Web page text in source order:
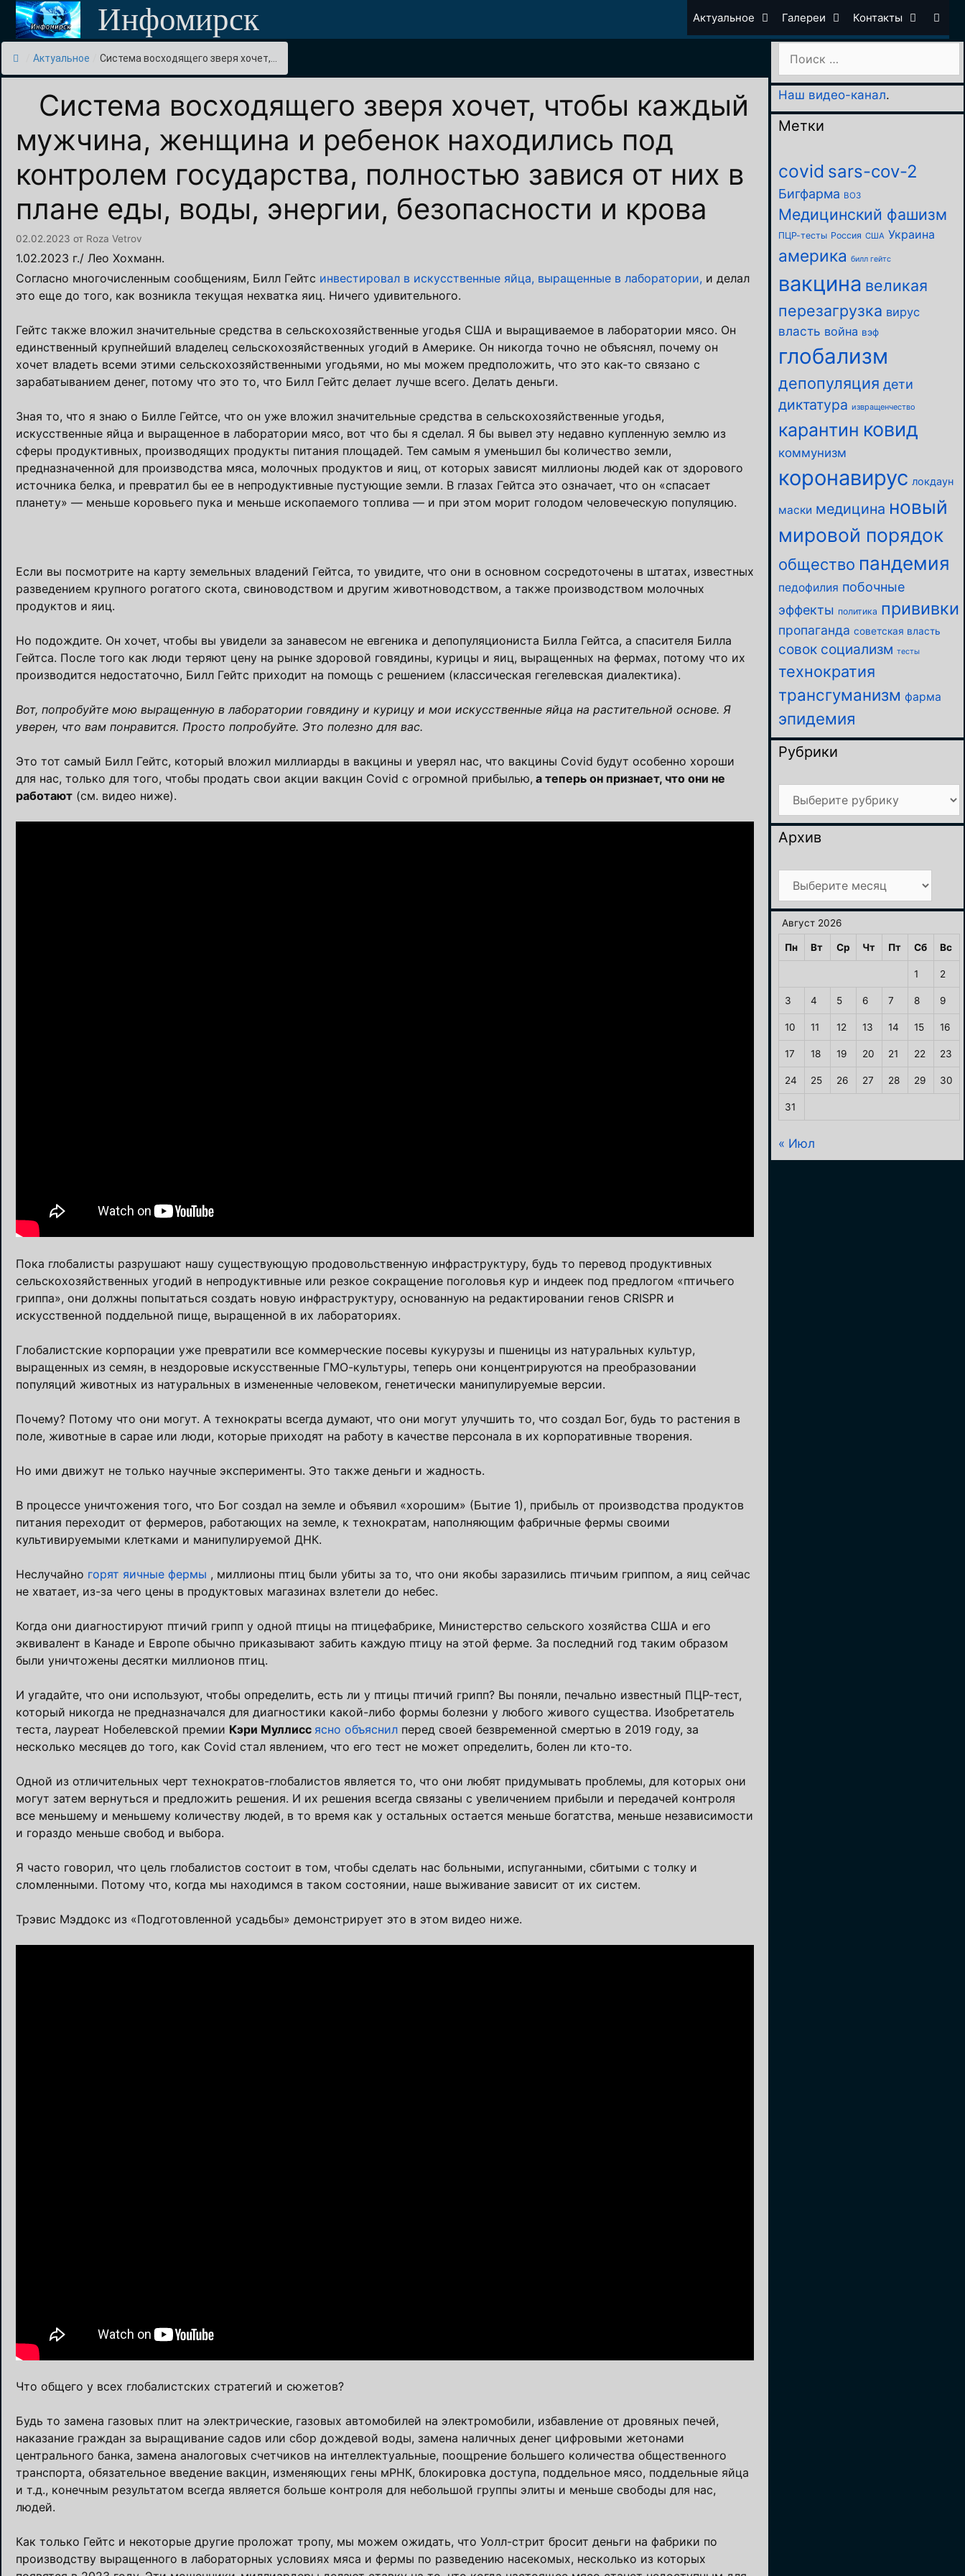
Перейти
содержимому
Инфомирск Актуальное Галереи Контакты
Актуальное Система восходящего зверя хочет,...
Система восходящего зверя хочет, чтобы каждый
мужчина, женщина и ребенок находились под
контролем государства, полностью завися от них в
плане еды, воды, энергии, безопасности и крова
02.02.2023 от Roza Vetrov
1.02.2023 г./ Лео Хохманн.
Согласно многочисленным сообщениям, Билл Гейтс инвестировал в искусственные яйца, выращенные в лаборатории, и делал
это еще до того, как возникла текущая нехватка яиц. Ничего удивительного.
Гейтс также вложил значительные средства в сельскохозяйственные угодья США и выращиваемое в лаборатории мясо. Он
единственный крупнейший владелец сельскохозяйственных угодий в Америке. Он никогда точно не объяснял, почему он
хочет владеть всеми этими сельскохозяйственными угодьями, но мы можем предположить, что это как-то связано с
зарабатыванием денег, потому что это то, что Билл Гейтс делает лучше всего. Делать деньги.
Зная то, что я знаю о Билле Гейтсе, что он уже вложил значительные средства в сельскохозяйственные угодья,
искусственные яйца и выращенное в лаборатории мясо, вот что бы я сделал. Я бы вывел эту недавно купленную землю из
сферы продуктивных, производящих продукты питания площадей. Тем самым я уменьшил бы количество земли,
предназначенной для производства мяса, молочных продуктов и яиц, от которых зависят миллионы людей как от здорового
источника белка, и превратил бы ее в непродуктивные пустующие земли. В глазах Гейтса это означает, что он «спасает
планету» — меньше коровьего пука и меньше ископаемого топлива — и при этом морит голодом человеческую популяцию.
Если вы посмотрите на карту земельных владений Гейтса, то увидите, что они в основном сосредоточены в штатах, известных
разведением крупного рогатого скота, свиноводством и другим животноводством, а также производством молочных
продуктов и яиц.
Но подождите. Он хочет, чтобы вы увидели за занавесом не евгеника и депопуляциониста Билла Гейтса, а спасителя Билла
Гейтса. После того как люди теряют цену на рынке здоровой говядины, курицы и яиц, выращенных на фермах, потому что их
производится недостаточно, Билл Гейтс приходит на помощь с решением (классическая гегелевская диалектика).
Вот, попробуйте мою выращенную в лаборатории говядину и курицу и мои искусственные яйца на растительной основе. Я
уверен, что вам понравится. Просто попробуйте. Это полезно для вас.
Это тот самый Билл Гейтс, который вложил миллиарды в вакцины и уверял нас, что вакцины Covid будут особенно хороши
для нас, только для того, чтобы продать свои акции вакцин Covid с огромной прибылью, а теперь он признает, что они не
работают (см. видео ниже).
Пока глобалисты разрушают нашу существующую продовольственную инфраструктуру, будь то перевод продуктивных
сельскохозяйственных угодий в непродуктивные или резкое сокращение поголовья кур и индеек под предлогом «птичьего
гриппа», они должны попытаться создать новую инфраструктуру, основанную на редактировании генов CRISPR и
искусственной поддельной пище, выращенной в их лабораториях.
Глобалистские корпорации уже превратили все коммерческие посевы кукурузы и пшеницы из натуральных культур,
выращенных из семян, в нездоровые искусственные ГМО-культуры, теперь они концентрируются на преобразовании
популяций животных из натуральных в измененные человеком, генетически манипулируемые версии.
Почему? Потому что они могут. А технократы всегда думают, что они могут улучшить то, что создал Бог, будь то растения в
поле, животные в сарае или люди, которые приходят на работу в качестве персонала в их корпоративные творения.
Но ими движут не только научные эксперименты. Это также деньги и жадность.
В процессе уничтожения того, что Бог создал на земле и объявил «хорошим» (Бытие 1), прибыль от производства продуктов
питания переходит от фермеров, работающих на земле, к технократам, наполняющим фабричные фермы своими
культивируемыми клетками и манипулируемой ДНК.
Неслучайно горят яичные фермы , миллионы птиц были убиты за то, что они якобы заразились птичьим гриппом, а яиц сейчас
не хватает, из-за чего цены в продуктовых магазинах взлетели до небес.
Когда они диагностируют птичий грипп у одной птицы на птицефабрике, Министерство сельского хозяйства США и его
эквивалент в Канаде и Европе обычно приказывают забить каждую птицу на этой ферме. За последний год таким образом
были уничтожены десятки миллионов птиц.
И угадайте, что они используют, чтобы определить, есть ли у птицы птичий грипп? Вы поняли, печально известный ПЦР-тест,
который никогда не предназначался для диагностики какой-либо формы болезни у любого живого существа. Изобретатель
теста, лауреат Нобелевской премии Кэри Муллисс ясно объяснил перед своей безвременной смертью в 2019 году, за
несколько месяцев до того, как Covid стал явлением, что его тест не может определить, болен ли кто-то.
Одной из отличительных черт технократов-глобалистов является то, что они любят придумывать проблемы, для которых они
могут затем вернуться и предложить решения. И их решения всегда связаны с увеличением прибыли и передачей контроля
все меньшему и меньшему количеству людей, в то время как у остальных остается меньше богатства, меньше независимости
и гораздо меньше свобод и выбора.
Я часто говорил, что цель глобалистов состоит в том, чтобы сделать нас больными, испуганными, сбитыми с толку и
сломленными. Потому что, когда мы находимся в таком состоянии, наше выживание зависит от их систем.
Трэвис Мэддокс из «Подготовленной усадьбы» демонстрирует это в этом видео ниже.
Что общего у всех глобалистских стратегий и сюжетов?
Будь то замена газовых плит на электрические, газовых автомобилей на электромобили, избавление от дровяных печей,
наказание граждан за выращивание садов или сбор дождевой воды, замена наличных денег цифровыми жетонами
центрального банка, замена аналоговых счетчиков на интеллектуальные, поощрение большего количества общественного
транспорта, обязательное введение вакцин, изменяющих гены мРНК, блокировка доступа, поддельное мясо, поддельные яйца
и т.д., конечным результатом всегда является больше контроля для небольшой группы элиты и меньше свободы для нас,
людей.
Как только Гейтс и некоторые другие проложат тропу, мы можем ожидать, что Уолл-стрит бросит деньги на фабрики по
производству выращенного в лабораторных условиях мяса и фермы по разведению насекомых, несколько из которых
Наш видео-канал.
Метки
covid sars-cov-2
Бигфарма ВОЗ
Медицинский фашизм
ПЦР-тесты Россия США Украина
америка билл гейтс
вакцина великая
перезагрузка вирус
власть война вэф
глобализм
депопуляция дети
диктатура извращенчество
карантин ковид
коммунизм
коронавирус локдаун
маски медицина новый
мировой порядок
общество пандемия
педофилия побочные
эффекты политика прививки
пропаганда советская власть
совок социализм тесты
технократия
трансгуманизм фарма
эпидемия
Рубрики
Рубрики
Архив
Архив
Август 2026
Пн Вт Ср Чт Пт Сб Вс
1 2
3 4 5 6 7 8 9
10 11 12 13 14 15 16
17 18 19 20 21 22 23
24 25 26 27 28 29 30
31
« Июл